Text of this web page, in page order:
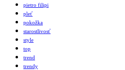
pietro filipi
pleť
pokožka
starostlivosť
style
top
trend
trendy